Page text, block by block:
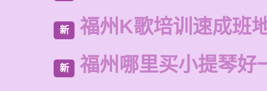
新 福州K歌培训速成班
新 福州哪里买小提琴好